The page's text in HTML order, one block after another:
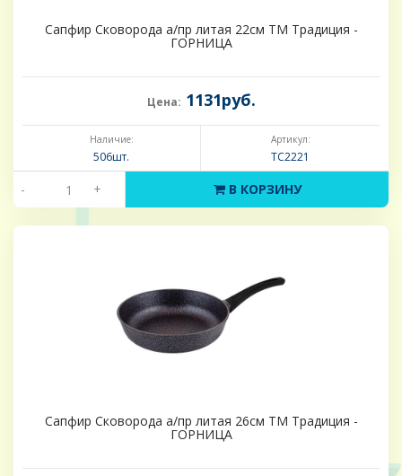
Сапфир Сковорода а/пр литая 22см ТМ Традиция -
ГОРНИЦА
Цена: 1131руб.
Наличие:
506шт.
Артикул:
ТС2221
- + В КОРЗИНУ
Сапфир Сковорода а/пр литая 26см ТМ Традиция -
ГОРНИЦА